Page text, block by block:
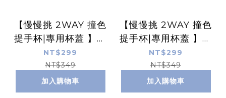
【慢慢挑 2WAY 撞色
提手杯|專用杯蓋 】奶
油白杯蓋
NT$299
NT$349
加入購物車
【慢慢挑 2WAY 撞色
提手杯|專用杯蓋 】紅
豆沙蓋
NT$299
NT$349
加入購物車